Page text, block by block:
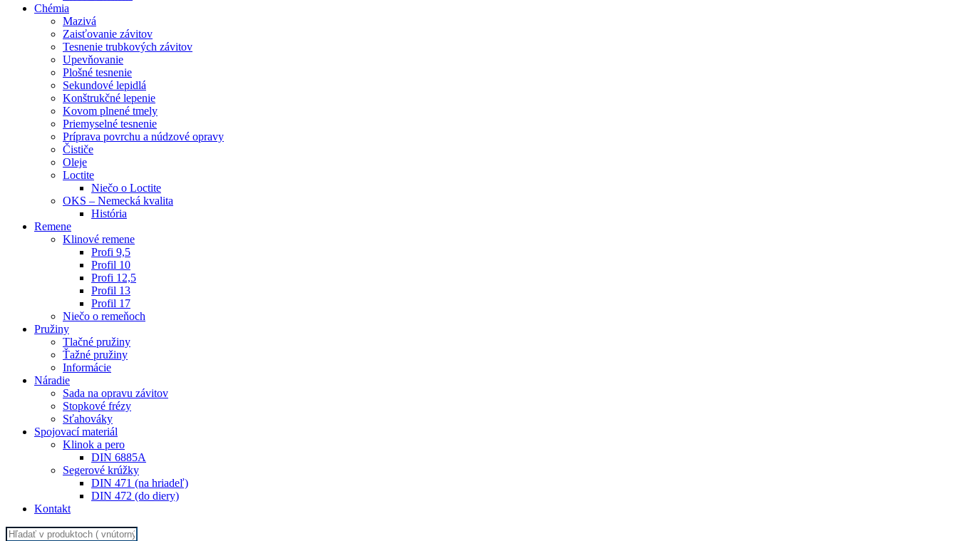
Chémia
Mazivá
Zaisťovanie závitov
Tesnenie trubkových závitov
Upevňovanie
Plošné tesnenie
Sekundové lepidlá
Konštrukčné lepenie
Kovom plnené tmely
Priemyselné tesnenie
Príprava povrchu a núdzové opravy
Čističe
Oleje
Loctite
Niečo o Loctite
OKS – Nemecká kvalita
História
Remene
Klinové remene
Profi 9,5
Profil 10
Profi 12,5
Profil 13
Profil 17
Niečo o remeňoch
Pružiny
Tlačné pružiny
Ťažné pružiny
Informácie
Náradie
Sada na opravu závitov
Stopkové frézy
Sťahováky
Spojovací materiál
Klinok a pero
DIN 6885A
Segerové krúžky
DIN 471 (na hriadeľ)
DIN 472 (do diery)
Kontakt
Search for: